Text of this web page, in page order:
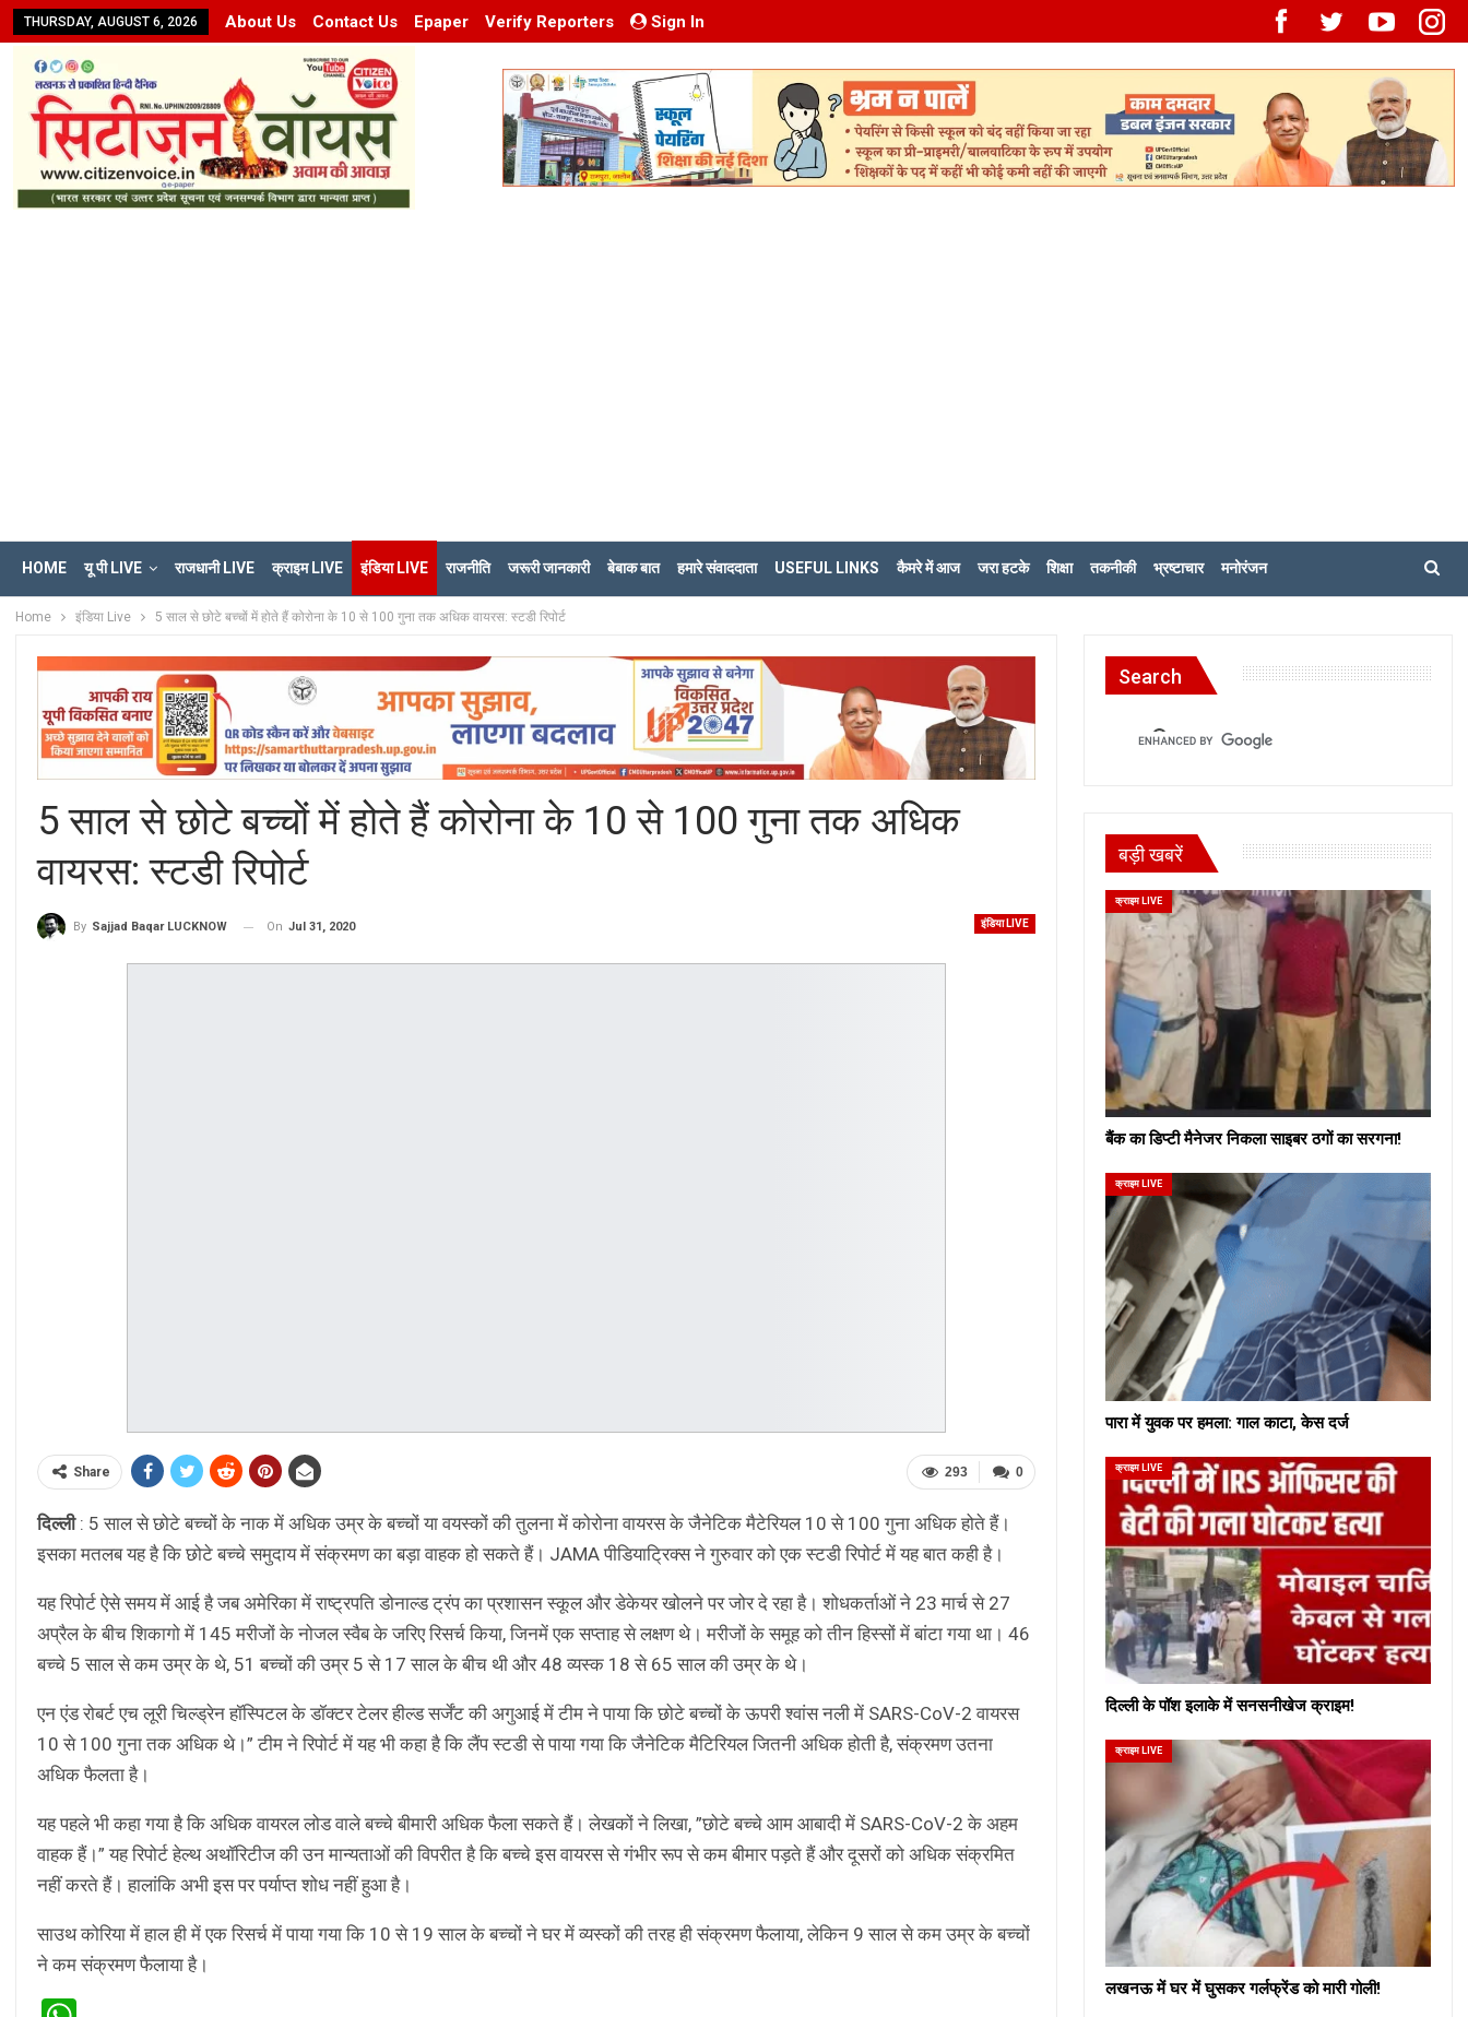
THURSDAY, AUGUST 6, 2026 About Us Contact Us Epaper Verify Reporters Sign In
HOME यू पी LIVE राजधानी LIVE क्राइम LIVE इंडिया LIVE राजनीति जरूरी जानकारी बेबाक बात हमारे संवाददाता USEFUL LINKS कैमरे में आज जरा हटके शिक्षा तकनीकी भ्रष्टाचार मनोरंजन
Home इंडिया Live 5 साल से छोटे बच्चों में होते हैं कोरोना के 10 से 100 गुना तक अधिक वायरस: स्टडी रिपोर्ट
5 साल से छोटे बच्चों में होते हैं कोरोना के 10 से 100 गुना तक अधिक
वायरस: स्टडी रिपोर्ट
इंडिया LIVE
By Sajjad Baqar LUCKNOW On Jul 31, 2020
0
293
Share
दिल्ली: 5 साल से छोटे बच्चों के नाक में अधिक उम्र के बच्चों या वयस्कों की तुलना में कोरोना वायरस के जैनेटिक मैटेरियल 10 से 100 गुना अधिक होते हैं।
इसका मतलब यह है कि छोटे बच्चे समुदाय में संक्रमण का बड़ा वाहक हो सकते हैं। JAMA पीडियाट्रिक्स ने गुरुवार को एक स्टडी रिपोर्ट में यह बात कही है।
यह रिपोर्ट ऐसे समय में आई है जब अमेरिका में राष्ट्रपति डोनाल्ड ट्रंप का प्रशासन स्कूल और डेकेयर खोलने पर जोर दे रहा है। शोधकर्ताओं ने 23 मार्च से 27
अप्रैल के बीच शिकागो में 145 मरीजों के नोजल स्वैब के जरिए रिसर्च किया, जिनमें एक सप्ताह से लक्षण थे। मरीजों के समूह को तीन हिस्सों में बांटा गया था। 46
बच्चे 5 साल से कम उम्र के थे, 51 बच्चों की उम्र 5 से 17 साल के बीच थी और 48 व्यस्क 18 से 65 साल की उम्र के थे।
एन एंड रोबर्ट एच लूरी चिल्ड्रेन हॉस्पिटल के डॉक्टर टेलर हील्ड सर्जेंट की अगुआई में टीम ने पाया कि छोटे बच्चों के ऊपरी श्वांस नली में SARS-CoV-2 वायरस
10 से 100 गुना तक अधिक थे।” टीम ने रिपोर्ट में यह भी कहा है कि लैंप स्टडी से पाया गया कि जैनेटिक मैटिरियल जितनी अधिक होती है, संक्रमण उतना
अधिक फैलता है।
यह पहले भी कहा गया है कि अधिक वायरल लोड वाले बच्चे बीमारी अधिक फैला सकते हैं। लेखकों ने लिखा, ”छोटे बच्चे आम आबादी में SARS-CoV-2 के अहम
वाहक हैं।” यह रिपोर्ट हेल्थ अथॉरिटीज की उन मान्यताओं की विपरीत है कि बच्चे इस वायरस से गंभीर रूप से कम बीमार पड़ते हैं और दूसरों को अधिक संक्रमित
नहीं करते हैं। हालांकि अभी इस पर पर्याप्त शोध नहीं हुआ है।
साउथ कोरिया में हाल ही में एक रिसर्च में पाया गया कि 10 से 19 साल के बच्चों ने घर में व्यस्कों की तरह ही संक्रमण फैलाया, लेकिन 9 साल से कम उम्र के बच्चों
ने कम संक्रमण फैलाया है।
Search
बड़ी खबरें
क्राइम LIVE
बैंक का डिप्टी मैनेजर निकला साइबर ठगों का सरगना!
क्राइम LIVE
पारा में युवक पर हमला: गाल काटा, केस दर्ज
क्राइम LIVE
दिल्ली के पॉश इलाके में सनसनीखेज क्राइम!
क्राइम LIVE
लखनऊ में घर में घुसकर गर्लफ्रेंड को मारी गोली!